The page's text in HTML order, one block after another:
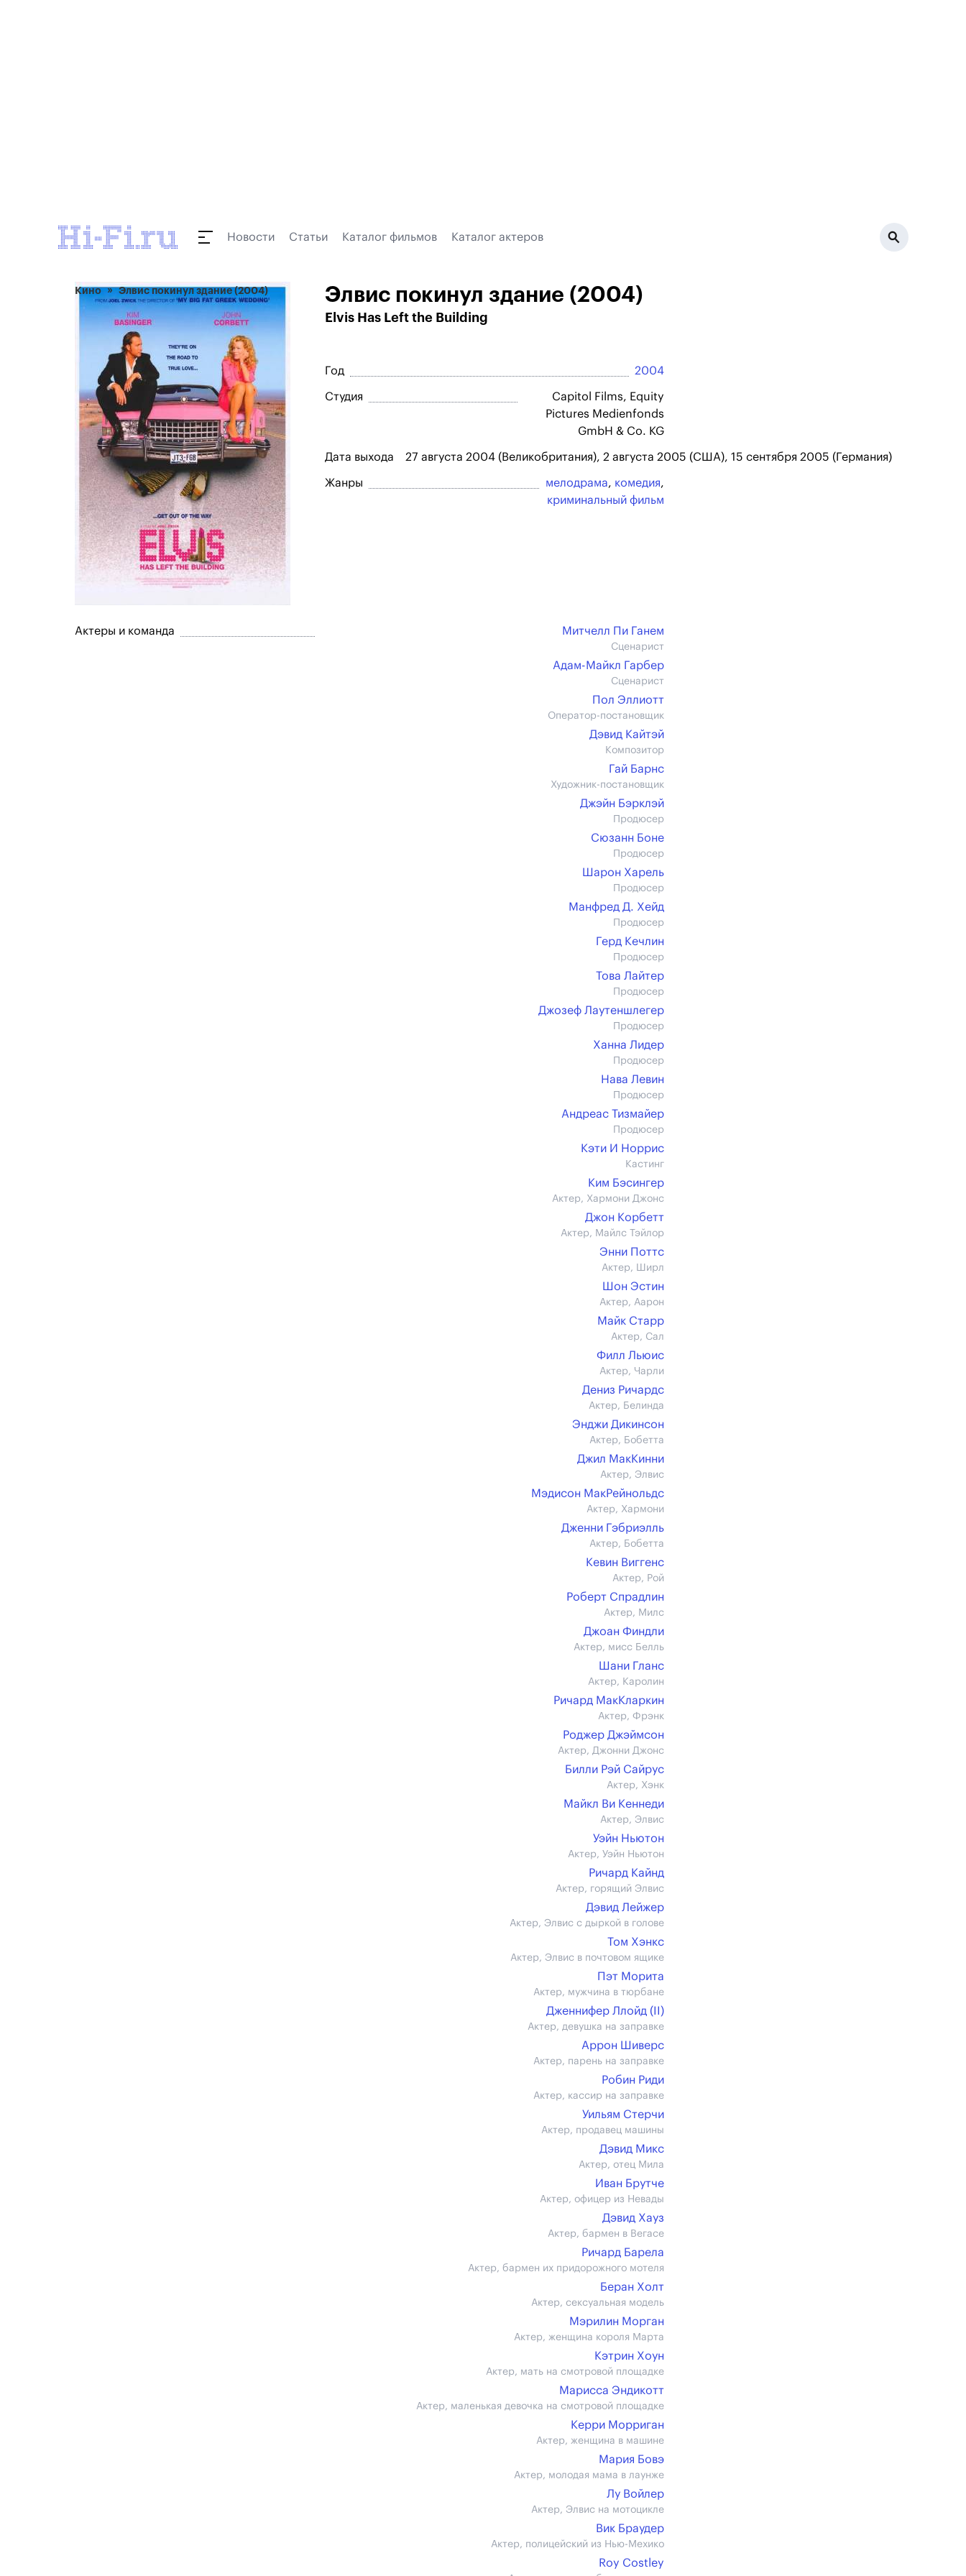
Новости Статьи Каталог фильмов Каталог актеров
Кино Элвис покинул здание (2004) Элвис покинул здание (2004)
Elvis Has Left the Building
Год 2004
Студия
Capitol Films, Equity
Pictures Medienfonds
GmbH & Co. KG
Дата выхода 27 августа 2004 (Великобритания), 2 августа 2005 (США), 15 сентября 2005 (Германия)
Жанры мелодрама, комедия,
криминальный фильм
Актеры и команда Митчелл Пи Ганем
Сценарист
Адам-Майкл Гарбер
Сценарист
Пол Эллиотт
Оператор-постановщик
Дэвид Кайтэй
Композитор
Гай Барнс
Художник-постановщик
Джэйн Бэрклэй
Продюсер
Сюзанн Боне
Продюсер
Шарон Харель
Продюсер
Манфред Д. Хейд
Продюсер
Герд Кечлин
Продюсер
Това Лайтер
Продюсер
Джозеф Лаутеншлегер
Продюсер
Ханна Лидер
Продюсер
Нава Левин
Продюсер
Андреас Тизмайер
Продюсер
Кэти И Норрис
Кастинг
Ким Бэсингер
Актер, Хармони Джонс
Джон Корбетт
Актер, Майлс Тэйлор
Энни Поттс
Актер, Ширл
Шон Эстин
Актер, Аарон
Майк Старр
Актер, Сал
Филл Льюис
Актер, Чарли
Дениз Ричардс
Актер, Белинда
Энджи Дикинсон
Актер, Бобетта
Джил МакКинни
Актер, Элвис
Мэдисон МакРейнольдс
Актер, Хармони
Дженни Гэбриэлль
Актер, Бобетта
Кевин Виггенс
Актер, Рой
Роберт Спрадлин
Актер, Милс
Джоан Финдли
Актер, мисс Белль
Шани Гланс
Актер, Каролин
Ричард МакКларкин
Актер, Фрэнк
Роджер Джэймсон
Актер, Джонни Джонс
Билли Рэй Сайрус
Актер, Хэнк
Майкл Ви Кеннеди
Актер, Элвис
Уэйн Ньютон
Актер, Уэйн Ньютон
Ричард Кайнд
Актер, горящий Элвис
Дэвид Лейжер
Актер, Элвис с дыркой в голове
Том Хэнкс
Актер, Элвис в почтовом ящике
Пэт Морита
Актер, мужчина в тюрбане
Дженнифер Ллойд (II)
Актер, девушка на заправке
Аррон Шиверс
Актер, парень на заправке
Робин Риди
Актер, кассир на заправке
Уильям Стерчи
Актер, продавец машины
Дэвид Микс
Актер, отец Мила
Иван Брутче
Актер, офицер из Невады
Дэвид Хауз
Актер, бармен в Вегасе
Ричард Барела
Актер, бармен их придорожного мотеля
Беран Холт
Актер, сексуальная модель
Мэрилин Морган
Актер, женщина короля Марта
Кэтрин Хоун
Актер, мать на смотровой площадке
Марисса Эндикотт
Актер, маленькая девочка на смотровой площадке
Керри Морриган
Актер, женщина в машине
Мария Бовэ
Актер, молодая мама в лаунже
Лу Войлер
Актер, Элвис на мотоцикле
Вик Браудер
Актер, полицейский из Нью-Мехико
Roy Costley